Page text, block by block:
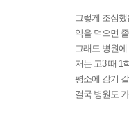
그렇게 조심
약을 먹으면
그래도 병원
저는 고3 때 1
평소에 감기
결국 병원도